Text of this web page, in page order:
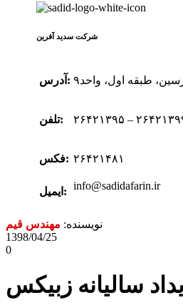
شرکت سدید‌ آفرین
آدرس: طبقه اول، واحد۹
تلفن: – ۲۶۴۲۱۴۷۵
فکس: ۲۶۴۲۱۴۸۱
ایمیل: info@sadidafarin.ir
نویسنده: مهندس قیم
1398/04/25
0